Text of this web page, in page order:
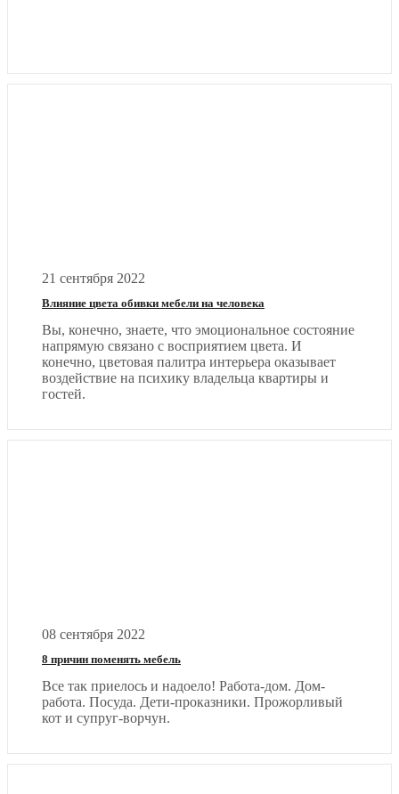
21 сентября 2022
Влияние цвета обивки мебели на человека
Вы, конечно, знаете, что эмоциональное состояние
напрямую связано с восприятием цвета. И
конечно, цветовая палитра интерьера оказывает
воздействие на психику владельца квартиры и
гостей.
08 сентября 2022
8 причин поменять мебель
Все так приелось и надоело! Работа-дом. Дом-
работа. Посуда. Дети-проказники. Прожорливый
кот и супруг-ворчун.